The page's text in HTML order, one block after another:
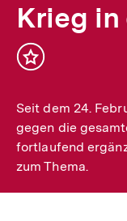
Krieg
Inhalt
Seit dem 24.
gegen die
fortlaufend
zum Thema.